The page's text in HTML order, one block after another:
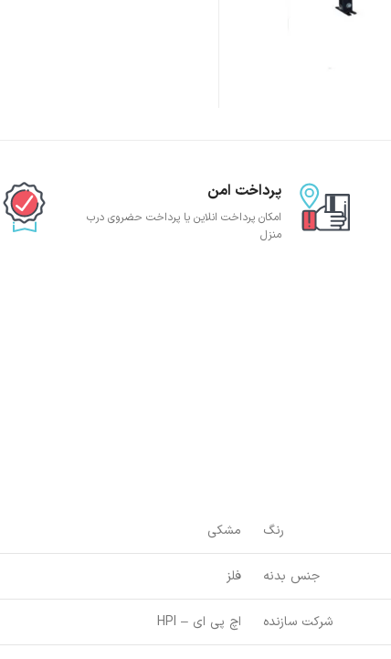
پرداخت امن
امکان پرداخت انلاین یا پرداخت حضروی درب
منزل
رنگ مشکی
جنس بدنه فلز
شرکت سازنده اچ پی ای – HPI